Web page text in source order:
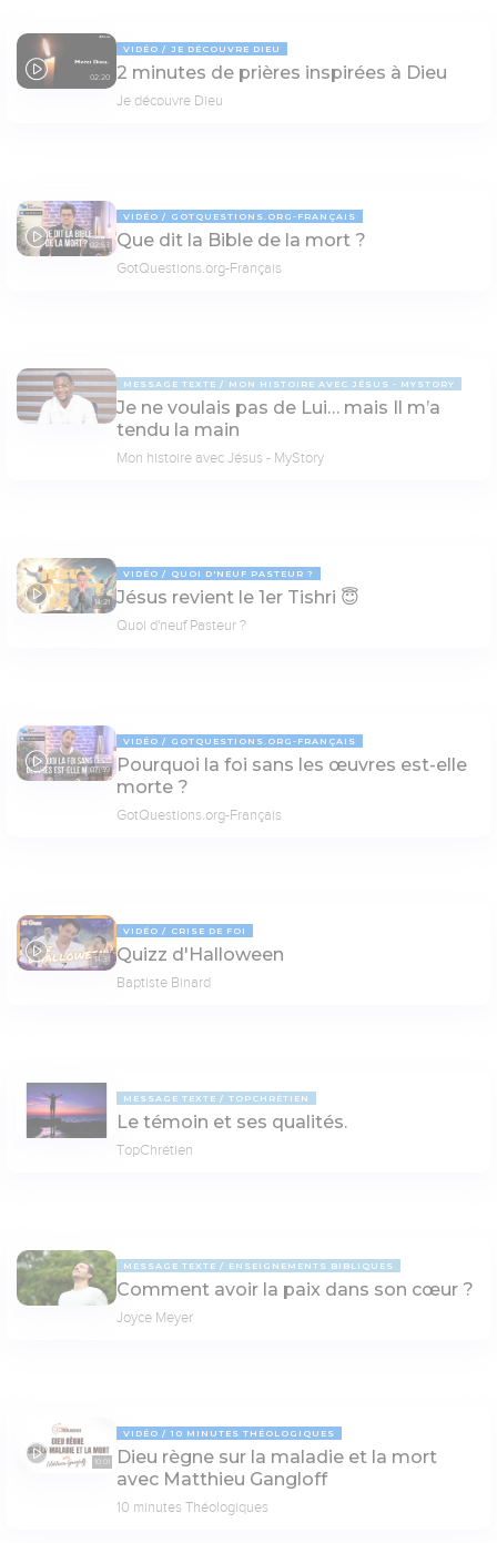
02:20
VIDÉO JE DÉCOUVRE DIEU
2 minutes de prières inspirées à Dieu
Je découvre Dieu
02:53
VIDÉO GOTQUESTIONS.ORG-FRANÇAIS
Que dit la Bible de la mort ?
GotQuestions.org-Français
MESSAGE TEXTE MON HISTOIRE AVEC JÉSUS - MYSTORY
Je ne voulais pas de Lui… mais Il m’a
tendu la main
Mon histoire avec Jésus - MyStory
14:21
VIDÉO QUOI D'NEUF PASTEUR ?
Jésus revient le 1er Tishri 😇
Quoi d'neuf Pasteur ?
07:59
VIDÉO GOTQUESTIONS.ORG-FRANÇAIS
Pourquoi la foi sans les œuvres est-elle
morte ?
GotQuestions.org-Français
14:31
VIDÉO CRISE DE FOI
Quizz d'Halloween
Baptiste Binard
MESSAGE TEXTE TOPCHRÉTIEN
Le témoin et ses qualités.
TopChrétien
MESSAGE TEXTE ENSEIGNEMENTS BIBLIQUES
Comment avoir la paix dans son cœur ?
Joyce Meyer
10:01
VIDÉO 10 MINUTES THÉOLOGIQUES
Dieu règne sur la maladie et la mort
avec Matthieu Gangloff
10 minutes Théologiques